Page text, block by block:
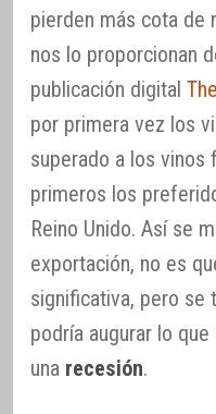
pierden más cota de
nos lo proporcionan
publicación digital
por primera vez los
superado a los vinos
primeros los
Reino Unido. Así se
exportación, no es
significativa, pero se
podría augurar lo
una recesión.